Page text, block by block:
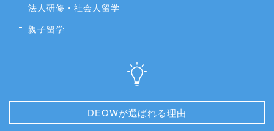
法人研修・社会人留学
親子留学
DEOWが選ばれる理由